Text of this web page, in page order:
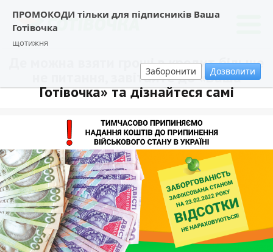
ПРОМОКОДИ тільки для підписників Ваша
Готівочка
щотижня
Заборонити Дозволити
Де можна взяти гроші в кредит більше
не питання, завітайте до «Ваша
Готівочка» та дізнайтеся самі